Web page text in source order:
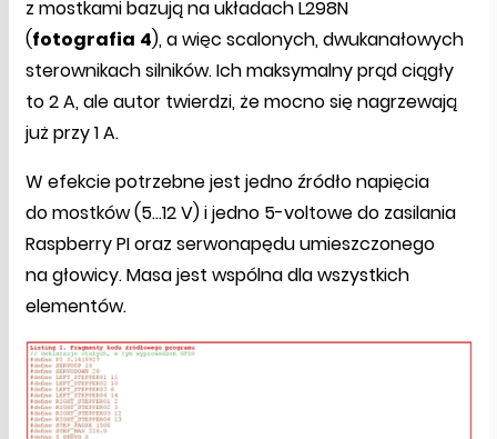
z mostkami bazują na układach L298N
(fotografia 4), a więc scalonych, dwukanałowych
sterownikach silników. Ich maksymalny prąd ciągły
to 2 A, ale autor twierdzi, że mocno się nagrzewają
już przy 1 A.
W efekcie potrzebne jest jedno źródło napięcia
do mostków (5…12 V) i jedno 5-voltowe do zasilania
Raspberry PI oraz serwonapędu umieszczonego
na głowicy. Masa jest wspólna dla wszystkich
elementów.